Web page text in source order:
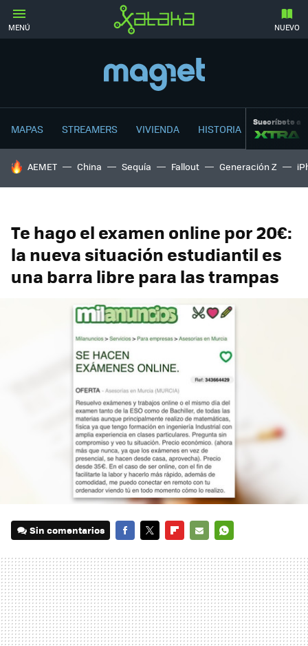
MENÚ NUEVO
MAPAS STREAMERS VIVIENDA HISTORIA Suscríbete a
HOY SE HABLA DE
AEMET China Sequía Fallout Generación Z
Te hago el examen online por 20€:
la nueva situación estudiantil es
una barra libre para las trampas
Sin comentarios
MAIL